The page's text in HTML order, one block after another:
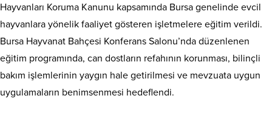
Hayvanları Koruma Kanunu kapsamında Bursa genelinde evcil
hayvanlara yönelik faaliyet gösteren işletmelere eğitim verildi.
Bursa Hayvanat Bahçesi Konferans Salonu’nda düzenlenen
eğitim programında, can dostların refahının korunması, bilinçli
bakım işlemlerinin yaygın hale getirilmesi ve mevzuata uygun
uygulamaların benimsenmesi hedeflendi.